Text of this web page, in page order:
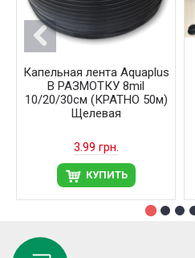
Капельная лента Aquaplus
В РАЗМОТКУ 8mil
10/20/30см (КРАТНО 50м)
Щелевая
3.99 грн.
КУПИТЬ